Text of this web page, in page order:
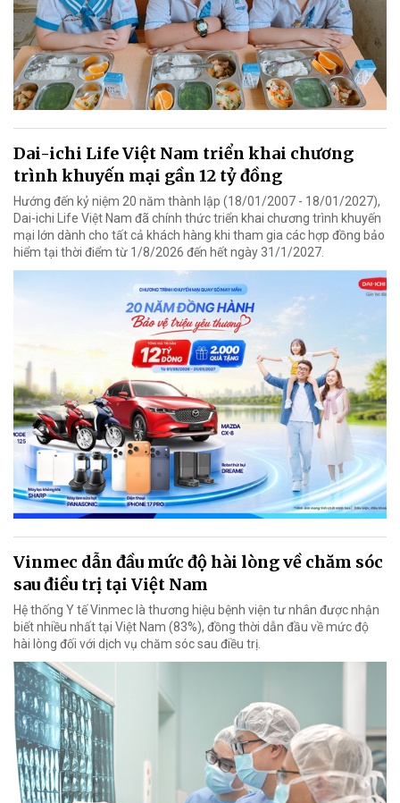
Dai-ichi Life Việt Nam triển khai chương
trình khuyến mại gần 12 tỷ đồng
Hướng đến kỷ niệm 20 năm thành lập (18/01/2007 - 18/01/2027),
Dai-ichi Life Việt Nam đã chính thức triển khai chương trình khuyến
mại lớn dành cho tất cả khách hàng khi tham gia các hợp đồng bảo
hiểm tại thời điểm từ 1/8/2026 đến hết ngày 31/1/2027.
Vinmec dẫn đầu mức độ hài lòng về chăm sóc
sau điều trị tại Việt Nam
Hệ thống Y tế Vinmec là thương hiệu bệnh viện tư nhân được nhận
biết nhiều nhất tại Việt Nam (83%), đồng thời dẫn đầu về mức độ
hài lòng đối với dịch vụ chăm sóc sau điều trị.